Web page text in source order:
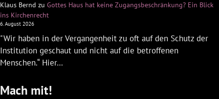
Klaus Bernd zu Gottes Haus hat keine Zugangsbeschränkung? Ein Blick
ins Kirchenrecht
6. August 2026
"Wir haben in der Vergangenheit zu oft auf den Schutz der
Institution geschaut und nicht auf die betroffenen
Menschen.“ Hier…
Mach mit!